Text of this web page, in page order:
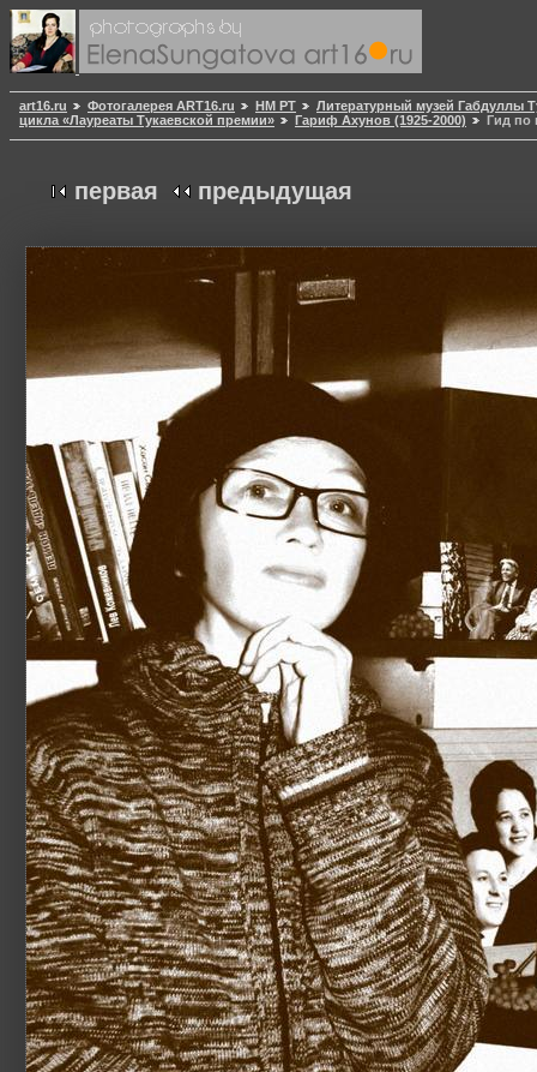
art16.ru Фотогалерея ART16.ru НМ РТ
Литературный музей Габдуллы
цикла «Лауреаты Тукаевской премии»
Гариф Ахунов (1925-2000) Гид по
первая предыдущая